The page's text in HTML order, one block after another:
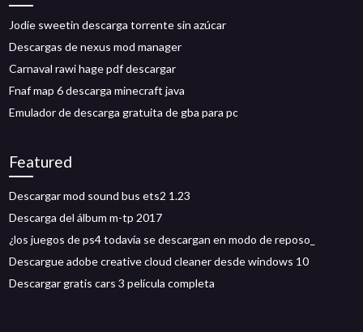
Jodie sweetin descarga torrente sin azúcar
Descargas de nexus mod manager
Carnaval rawi hage pdf descargar
Fnaf map 6 descarga minecraft java
Emulador de descarga gratuita de gba para pc
Featured
Descargar mod sound bus ets2 1.23
Descarga del álbum m-tp 2017
¿los juegos de ps4 todavía se descargan en modo de reposo_
Descargue adobe creative cloud cleaner desde windows 10
Descargar gratis cars 3 película completa